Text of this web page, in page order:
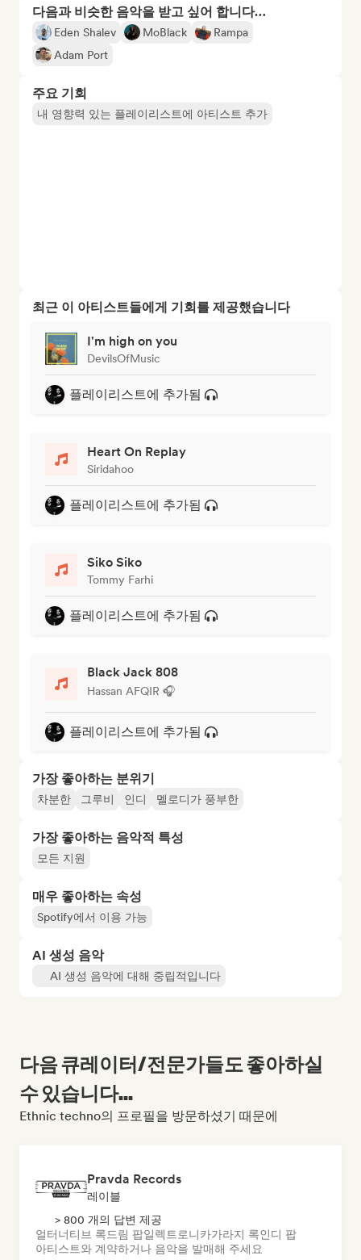
다음과 비슷한 음악을 받고 싶어 합니다…
Eden Shalev MoBlack
Rampa
Adam Port
주요 기회
내 영향력 있는 플레이리스트에 아티스트 추가
최근 이 아티스트들에게 기회를 제공했습니다
I'm high on you
DevilsOfMusic
플레이리스트에 추가됨
Heart On Replay
Siridahoo
플레이리스트에 추가됨
Siko Siko
Tommy Farhi
플레이리스트에 추가됨
Black Jack 808
Hassan AFQIR 🎧
플레이리스트에 추가됨
가장 좋아하는 분위기
차분한 그루비 인디 멜로디가 풍부한
가장 좋아하는 음악적 특성
모든 지원
매우 좋아하는 속성
Spotify에서 이용 가능
AI 생성 음악
AI 생성 음악에 대해 중립적입니다
다음 큐레이터/전문가들도 좋아하실
수 있습니다...
Ethnic techno의 프로필을 방문하셨기 때문에
Pravda Records
레이블
> 800 개의 답변 제공
얼터너티브 록드림 팝일렉트로니카가라지 록인디 팝
아티스트와 계약하거나 음악을 발매해 주세요